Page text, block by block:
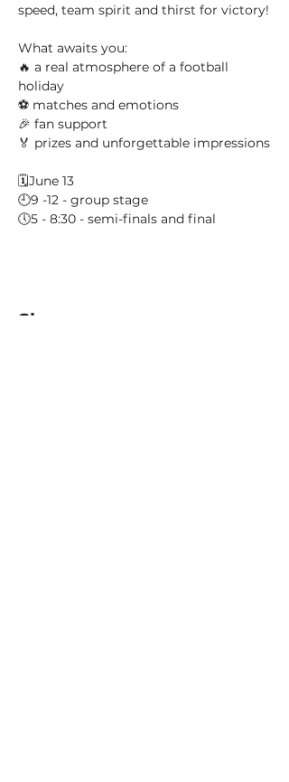
speed, team spirit and thirst for victory!
What awaits you:
🔥 a real atmosphere of a football
holiday
⚽️ matches and emotions
🎉 fan support
🏅 prizes and unforgettable impressions
🗓June 13
🕘9 -12 - group stage
🕔5 - 8:30 - semi-finals and final
Share